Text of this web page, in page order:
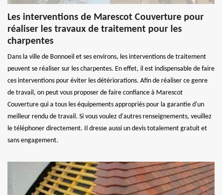
Les interventions de Marescot Couverture pour
réaliser les travaux de traitement pour les
charpentes
Dans la ville de Bonnoeil et ses environs, les interventions de traitement
peuvent se réaliser sur les charpentes. En effet, il est indispensable de faire
ces interventions pour éviter les détériorations. Afin de réaliser ce genre
de travail, on peut vous proposer de faire confiance à Marescot
Couverture qui a tous les équipements appropriés pour la garantie d'un
meilleur rendu de travail. Si vous voulez d'autres renseignements, veuillez
le téléphoner directement. Il dresse aussi un devis totalement gratuit et
sans engagement.